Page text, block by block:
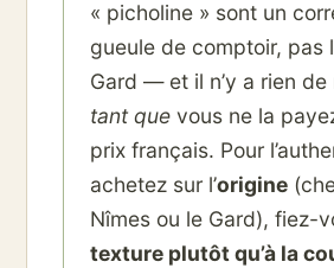
« picholine » sont un
gueule de comptoir, pas
Gard — et il n’y a rien de
tant que vous ne la
prix français. Pour
achetez sur l’origine
Nîmes ou le Gard), fiez-
texture plutôt qu’à la